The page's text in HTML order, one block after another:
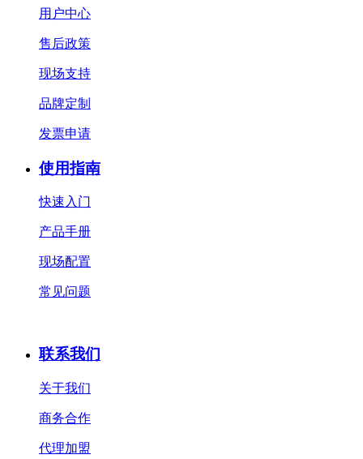
用户中心
售后政策
现场支持
品牌定制
发票申请
使用指南
快速入门
产品手册
现场配置
常见问题
联系我们
关于我们
商务合作
代理加盟